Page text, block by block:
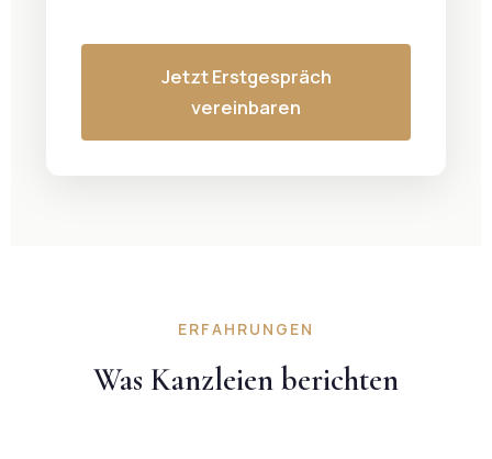
Jetzt Erstgespräch
vereinbaren
ERFAHRUNGEN
Was Kanzleien berichten